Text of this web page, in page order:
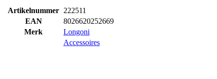
Artikelnummer 222511
EAN
8026620252669
Merk
Longoni
Accessoires